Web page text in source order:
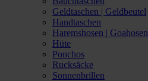
Geldtaschen | Geldbeutel
Handtaschen
Haremshosen | Goahosen
Hüte
Ponchos
Rucksäcke
Sonnenbrillen